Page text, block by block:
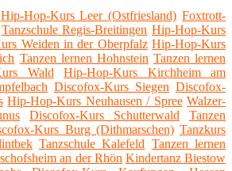
Hip-Hop-Kurs Leer (Ostfriesland) Foxtrott-
Tanzschule Regis-Breitingen Hip-Hop-Kurs
Weiden in der Oberpfalz Hip-Hop-Kurs
Tanzen lernen Hohnstein Tanzen lernen
Wald
Hip-Hop-Kurs Kirchheim am
Discofox-Kurs Siegen Discofox-
Hip-Hop-Kurs Neuhausen / Spree Walzer-
Discofox-Kurs Schutterwald
Tanzen
Kurs Burg (Dithmarschen) Tanzkurs
Tanzschule Kalefeld Tanzen lernen
an der Rhön Kindertanz Biestow